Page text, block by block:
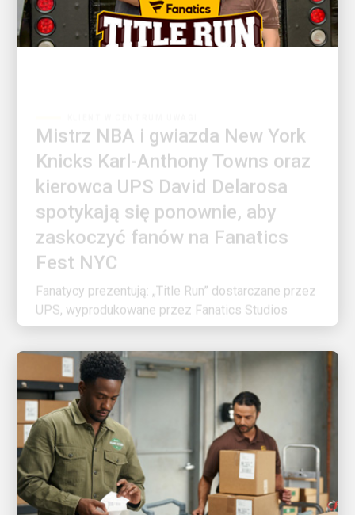
Knicks Karl-Anthony Towns oraz
kierowca UPS David Delarosa
spotykają się ponownie, aby
zaskoczyć fanów na Fanatics
Fest NYC
Fanatycy prezentują: „Title Run” dostarczane przez
UPS, wyprodukowane przez Fanatics Studios